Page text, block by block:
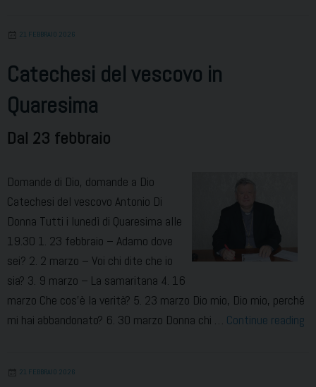
21 FEBBRAIO 2026
Catechesi del vescovo in
Quaresima
Dal 23 febbraio
Domande di Dio, domande a Dio
Catechesi del vescovo Antonio Di
Donna Tutti i lunedì di Quaresima alle
19.30 1. 23 febbraio – Adamo dove
sei? 2. 2 marzo – Voi chi dite che io
sia? 3. 9 marzo – La samaritana 4. 16
marzo Che cos’è la verità? 5. 23 marzo Dio mio, Dio mio, perché
mi hai abbandonato? 6. 30 marzo Donna chi … Continue reading
21 FEBBRAIO 2026